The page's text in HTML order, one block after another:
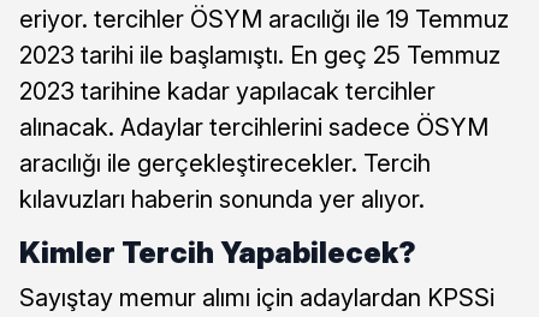
eriyor. tercihler ÖSYM aracılığı ile 19 Temmuz
2023 tarihi ile başlamıştı. En geç 25 Temmuz
2023 tarihine kadar yapılacak tercihler
alınacak. Adaylar tercihlerini sadece ÖSYM
aracılığı ile gerçekleştirecekler. Tercih
kılavuzları haberin sonunda yer alıyor.
Kimler Tercih Yapabilecek?
Sayıştay memur alımı için adaylardan KPSSi